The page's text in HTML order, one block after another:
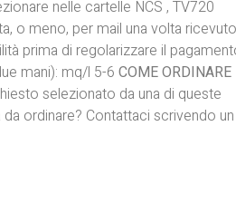
nelle cartelle NCS , TV720
o meno, per mail una volta ricevuto
prima di regolarizzare il
mani): mq/l 5-6 COME ORDINARE
selezionato da una di queste
ordinare? Contattaci scrivendo un